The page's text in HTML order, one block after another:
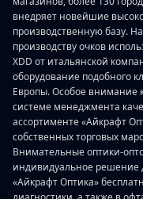
внедряет новейшие
производственную базу.
производству очков
XDD от итальянской
оборудование подобного
Европы. Особое внимание
системе менеджмента
ассортименте «Айкрафт
собственных торговых
Внимательные оптики-
индивидуальное решение
«Айкрафт Оптика»